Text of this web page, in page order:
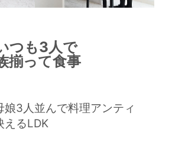
つも3人で
揃って食事
娘3人並んで料理アンティ
えるLDK